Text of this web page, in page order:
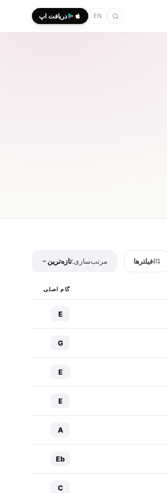
EN دریافت اپ
فیلترها مرتب‌سازی:تازه‌ترین
گام اصلی
E
G
E
E
A
Eb
C